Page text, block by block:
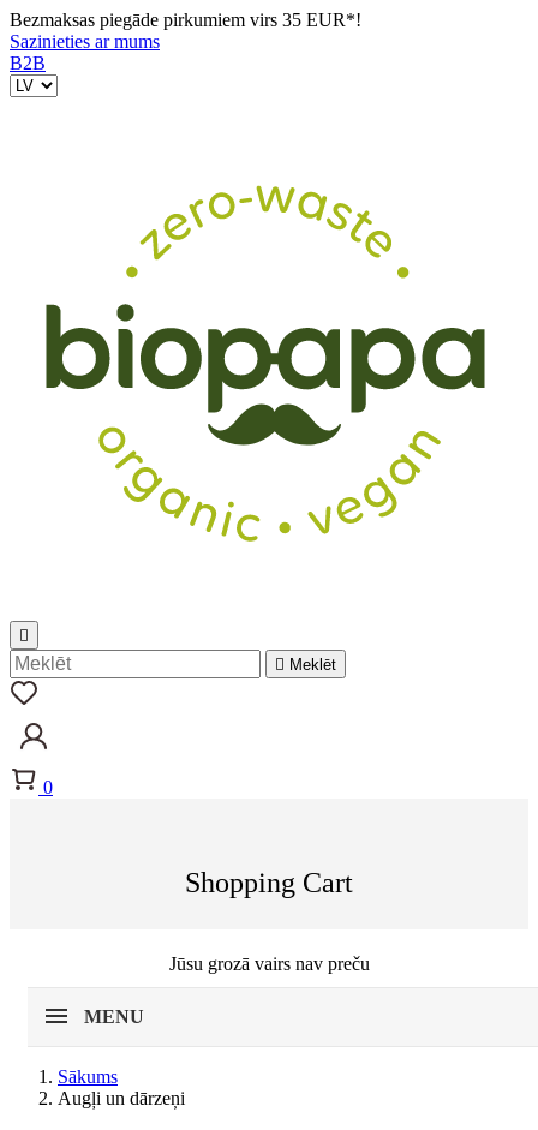
Bezmaksas piegāde pirkumiem virs 35 EUR*!
Sazinieties ar mums
B2B

 Meklēt
0
Shopping Cart
Jūsu grozā vairs nav preču
MENU
Sākums
Augļi un dārzeņi